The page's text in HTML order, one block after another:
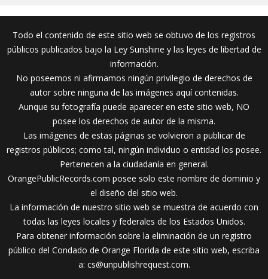
Todo el contenido de este sitio web se obtuvo de los registros
públicos publicados bajo la Ley Sunshine y las leyes de libertad de
información.
No poseemos ni afirmamos ningún privilegio de derechos de
autor sobre ninguna de las imágenes aquí contenidas.
Aunque su fotografía puede aparecer en este sitio web, NO
posee los derechos de autor de la misma.
Las imágenes de estas páginas se volvieron a publicar de
registros públicos; como tal, ningún individuo o entidad los posee.
Pertenecen a la ciudadanía en general.
OrangePublicRecords.com posee solo este nombre de dominio y
el diseño del sitio web.
La información de nuestro sitio web se muestra de acuerdo con
todas las leyes locales y federales de los Estados Unidos.
Para obtener información sobre la eliminación de un registro
público del Condado de Orange Florida de este sitio web, escriba
a: cs@unpublishrequest.com.